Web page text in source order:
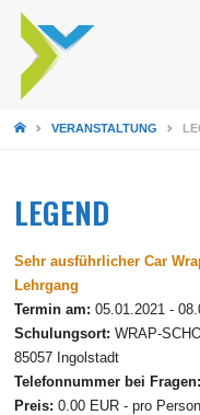
STARTSEITE
VERANSTALTUNG
LEGEND
Sehr ausführlicher Car
Lehrgang
Termin am: 05.01.2021 -
Schulungsort: WRAP-
85057 Ingolstadt
Telefonnummer bei Fragen:
Preis: 0.00 EUR - pro